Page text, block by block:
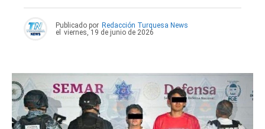
Publicado por Redacción Turquesa News
el viernes, 19 de junio de 2026